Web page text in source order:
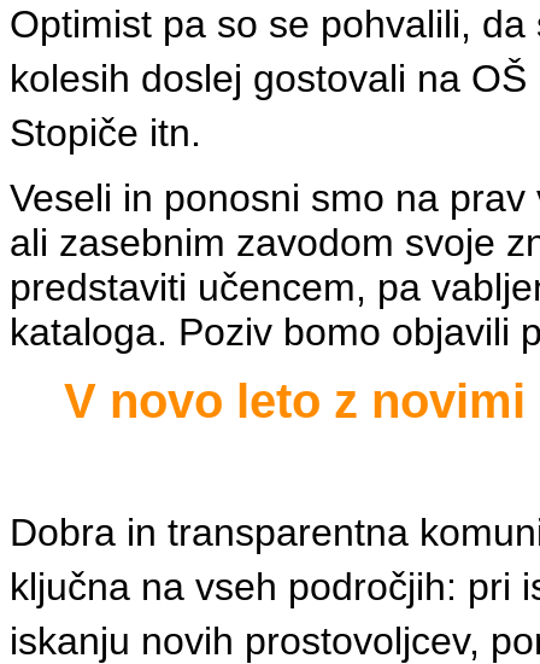
Optimist pa so se pohvalili,
kolesih doslej gostovali na
Stopiče itn.
Veseli in ponosni smo na
ali zasebnim zavodom svoje
predstaviti učencem, pa
kataloga. Poziv bomo objavili
V novo leto z
Dobra in transparentna
ključna na vseh področjih: pri
iskanju novih prostovoljcev,